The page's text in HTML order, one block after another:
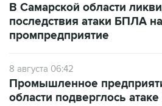
В Самарской области
последствия атаки БПЛА на
промпредприятие
8 августа 06:42
Промышленное
области подверглось